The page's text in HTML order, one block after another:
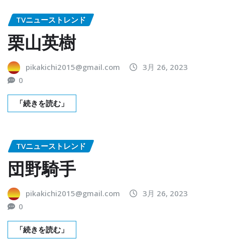
TVニューストレンド
栗山英樹
pikakichi2015@gmail.com
3月 26, 2023
0
「続きを読む」
TVニューストレンド
団野騎手
pikakichi2015@gmail.com
3月 26, 2023
0
「続きを読む」